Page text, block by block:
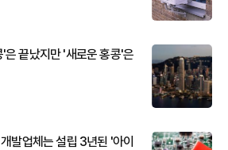
은 끝났지만 '새로운 홍콩'은
발업체는 설립 3년된 '아이